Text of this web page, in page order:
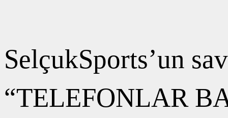
SelçukSports’un
“TELEFONLAR